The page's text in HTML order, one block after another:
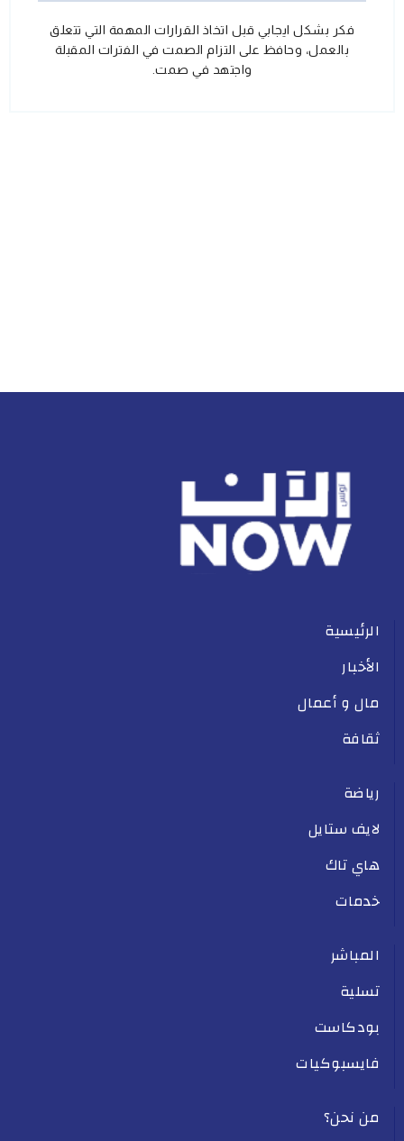
فكر بشكل ايجابي قبل اتخاذ القرارات المهمة التي تتعلق
بالعمل، وحافظ على التزام الصمت في الفترات المقبلة
واجتهد في صمت.
الرئيسية
الأخبار
مال و أعمال
ثقافة
رياضة
لايف ستايل
هاي تاك
خدمات
المباشر
تسلية
بودكاست
فايسبوكيات
من نحن؟